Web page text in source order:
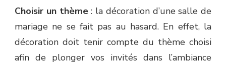
Choisir un thème: la décoration d’une salle de
mariage ne se fait pas au hasard. En effet, la
décoration doit tenir compte du thème choisi
afin de plonger vos invités dans l’ambiance